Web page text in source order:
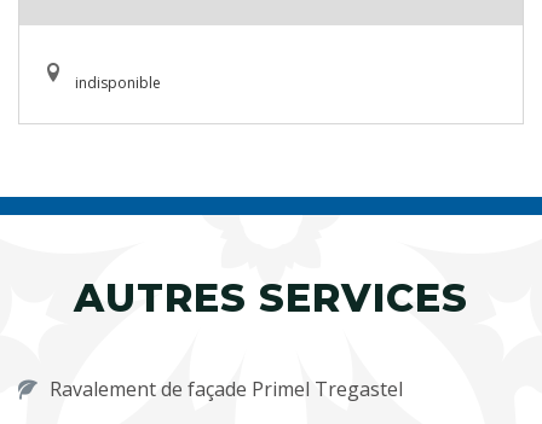
indisponible
AUTRES SERVICES
Ravalement de façade Primel Tregastel